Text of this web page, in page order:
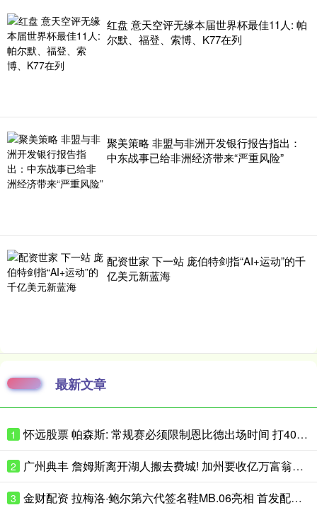
红盘 意天空评无缘本届世界杯最佳11人: 帕
尔默、福登、索博、K77在列
聚美策略 非盟与非洲开发银行报告指出：
中东战事已给非洲经济带来“严重风险”
配资世家 下一站 庞伯特剑指“AI+运动”的千
亿美元新蓝海
最新文章
1 怀远股票 帕森斯: 常规赛必须限制恩比德出场时间 打40场&每场25分钟就行了
2 广州典丰 詹姆斯离开湖人搬去费城! 加州要收亿万富翁税, 搬走也白搭?
3 金财配资 拉梅洛·鲍尔第六代签名鞋MB.06亮相 首发配色将于近日小面积发售